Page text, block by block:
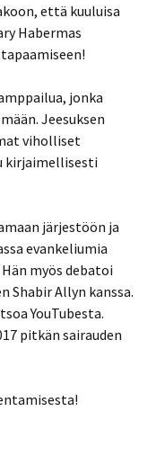
että kuuluisa
Habermas
jonka
Jeesuksen
viholliset
kirjaimellisesti
järjestöön ja
evankeliumia
myös debatoi
Shabir Allyn kanssa.
YouTubesta.
pitkän sairauden